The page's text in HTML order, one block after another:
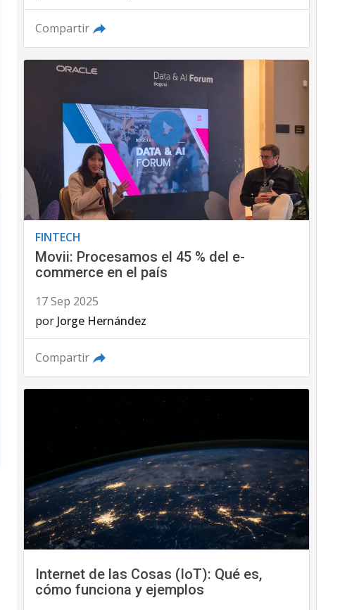
Compartir
FINTECH
Movii: Procesamos el 45 % del e-
commerce en el país
17 Sep 2025
por Jorge Hernández
Compartir
Internet de las Cosas (IoT): Qué es,
cómo funciona y ejemplos